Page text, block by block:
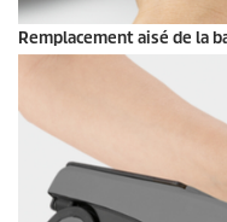
Remplacement aisé de la